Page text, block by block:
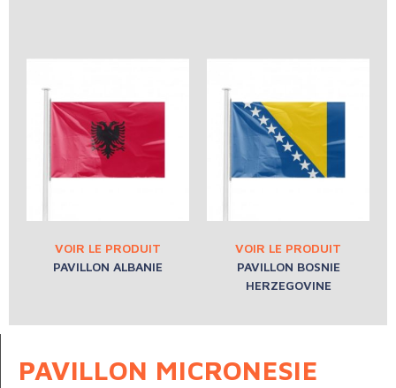
PAVILLON ALBANIE
PAVILLON BOSNIE
HERZEGOVINE
PAVILLON MICRONESIE